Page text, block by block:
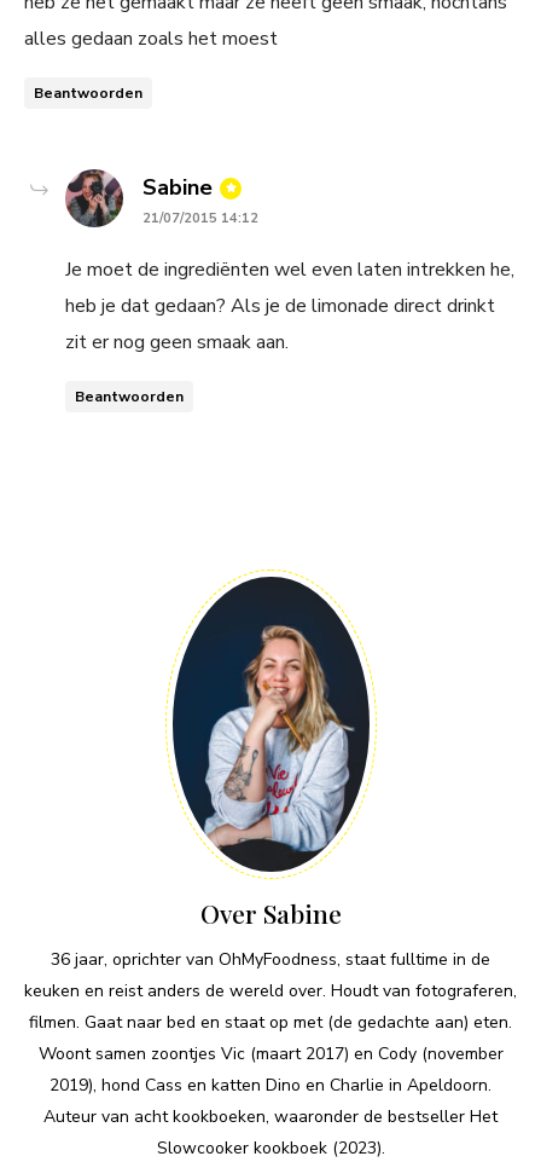
alles gedaan zoals het moest
Beantwoorden
Sabine says:
21/07/2015 14:12
Je moet de ingrediënten wel even laten intrekken he,
heb je dat gedaan? Als je de limonade direct drinkt
zit er nog geen smaak aan.
Beantwoorden
Over Sabine
36 jaar, oprichter van OhMyFoodness, staat fulltime in de
keuken en reist anders de wereld over. Houdt van fotograferen,
filmen. Gaat naar bed en staat op met (de gedachte aan) eten.
Woont samen zoontjes Vic (maart 2017) en Cody (november
2019), hond Cass en katten Dino en Charlie in Apeldoorn.
Auteur van acht kookboeken, waaronder de bestseller Het
Slowcooker kookboek (2023).